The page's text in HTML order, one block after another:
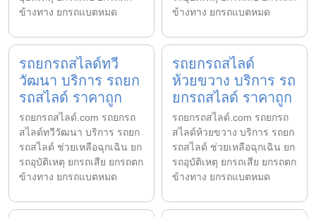
ข้างทาง ยกรถแบตหมด
ข้างทาง ยกรถแบตหมด
รถยกรถสไลด์ทวี
วัฒนา บริการ รถยก
รถสไลด์ ราคาถูก
รถยกรถสไลด์.com รถยกรถ
สไลด์ทวีวัฒนา บริการ รถยก
รถสไลด์ ช่วยเหลือฉุกเฉิน ยก
รถอุบัติเหตุ ยกรถเสีย ยกรถตก
ข้างทาง ยกรถแบตหมด
รถยกรถสไลด์
ห้วยขวาง บริการ รถ
ยกรถสไลด์ ราคาถูก
รถยกรถสไลด์.com รถยกรถ
สไลด์ห้วยขวาง บริการ รถยก
รถสไลด์ ช่วยเหลือฉุกเฉิน ยก
รถอุบัติเหตุ ยกรถเสีย ยกรถตก
ข้างทาง ยกรถแบตหมด